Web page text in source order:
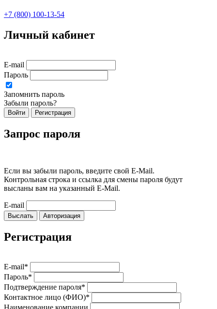
+7 (800) 100-13-54
Личный кабинет
E-mail
Пароль
Запомнить пароль
Забыли пароль?
Войти Регистрация
Запрос пароля
Если вы забыли пароль, введите свой E-Mail.
Контрольная строка и ссылка для смены пароля будут
высланы вам на указанный E-Mail.
E-mail
Выслать Авторизация
Регистрация
E-mail*
Пароль*
Подтверждение пароля*
Контактное лицо (ФИО)*
Наименование компании